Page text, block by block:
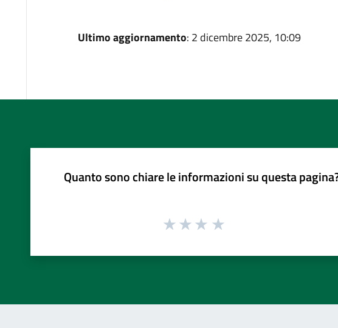
Ultimo aggiornamento: 2 dicembre 2025, 10:09
Quanto sono chiare le informazioni su questa